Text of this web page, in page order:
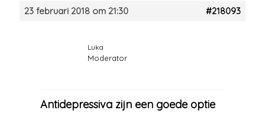
23 februari 2018 om 21:30 #218093
Luka
Moderator
Antidepressiva zijn een goede optie